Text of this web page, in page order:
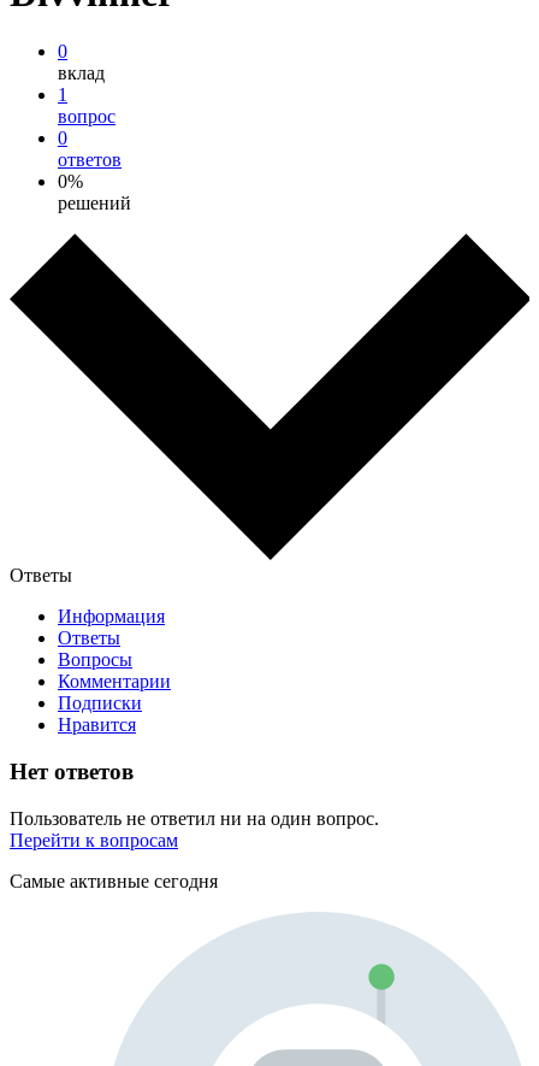
0
вклад
1
вопрос
0
ответов
0%
решений
Ответы
Информация
Ответы
Вопросы
Комментарии
Подписки
Нравится
Нет ответов
Пользователь не ответил ни на один вопрос.
Перейти к вопросам
Самые активные сегодня